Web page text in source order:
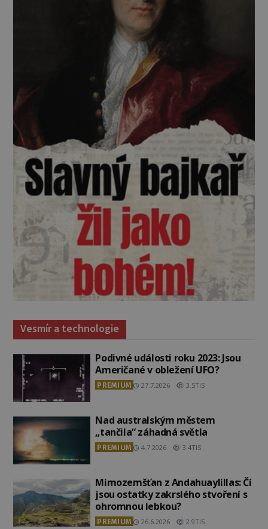
Vesmír a technologie
Podivné události roku 2023: Jsou
Američané v obležení UFO?
PREMIUM 27.7.2026 3.5TIS
Nad australským městem
„tančila“ záhadná světla
PREMIUM 4.7.2026 3.4TIS
Mimozemšťan z Andahuaylillas: Čí
jsou ostatky zakrslého stvoření s
ohromnou lebkou?
PREMIUM 26.6.2026 2.9TIS